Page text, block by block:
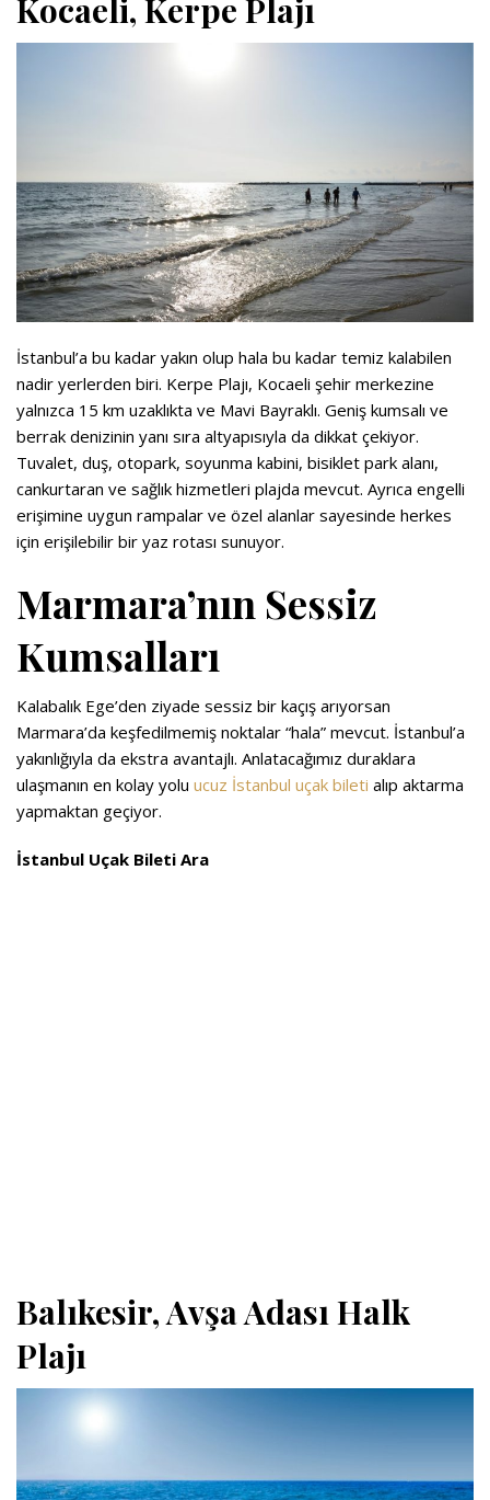
Kocaeli, Kerpe Plajı
İstanbul’a bu kadar yakın olup hala bu kadar temiz kalabilen
nadir yerlerden biri. Kerpe Plajı, Kocaeli şehir merkezine
yalnızca 15 km uzaklıkta ve Mavi Bayraklı. Geniş kumsalı ve
berrak denizinin yanı sıra altyapısıyla da dikkat çekiyor.
Tuvalet, duş, otopark, soyunma kabini, bisiklet park alanı,
cankurtaran ve sağlık hizmetleri plajda mevcut. Ayrıca engelli
erişimine uygun rampalar ve özel alanlar sayesinde herkes
için erişilebilir bir yaz rotası sunuyor.
Marmara’nın Sessiz
Kumsalları
Kalabalık Ege’den ziyade sessiz bir kaçış arıyorsan
Marmara’da keşfedilmemiş noktalar “hala” mevcut. İstanbul’a
yakınlığıyla da ekstra avantajlı. Anlatacağımız duraklara
ulaşmanın en kolay yolu ucuz İstanbul uçak bileti alıp aktarma
yapmaktan geçiyor.
İstanbul Uçak Bileti Ara
Balıkesir, Avşa Adası Halk
Plajı